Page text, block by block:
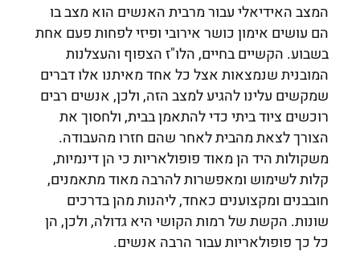
המצב האידיאלי עבור מרבית האנשים הוא מצב בו
הם עושים אימון כושר אירובי ופיזי לפחות פעם אחת
בשבוע. הקשיים בחיים, הלו"ז הצפוף והעצלנות
המובנית שנמצאות אצל כל אחד מאיתנו אלו דברים
שמקשים עלינו להגיע למצב הזה, ולכן, אנשים רבים
רוכשים ציוד ביתי כדי להתאמן בבית, ולחסוך את
הצורך לצאת מהבית לאחר שהם חזרו מהעבודה.
משקולות היד הן מאוד פופולאריות כי הן דינמיות,
קלות לשימוש ומאפשרות להרבה מאוד מתאמנים,
חובבנים ומקצוענים כאחד, ליהנות מהן בדרכים
שונות. הקשת של רמות הקושי היא גדולה, ולכן, הן
כל כך פופולאריות עבור הרבה אנשים.